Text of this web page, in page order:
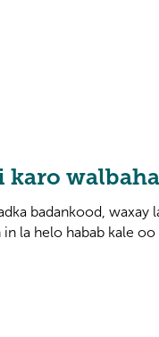
karo
badankood,
la helo habab kale